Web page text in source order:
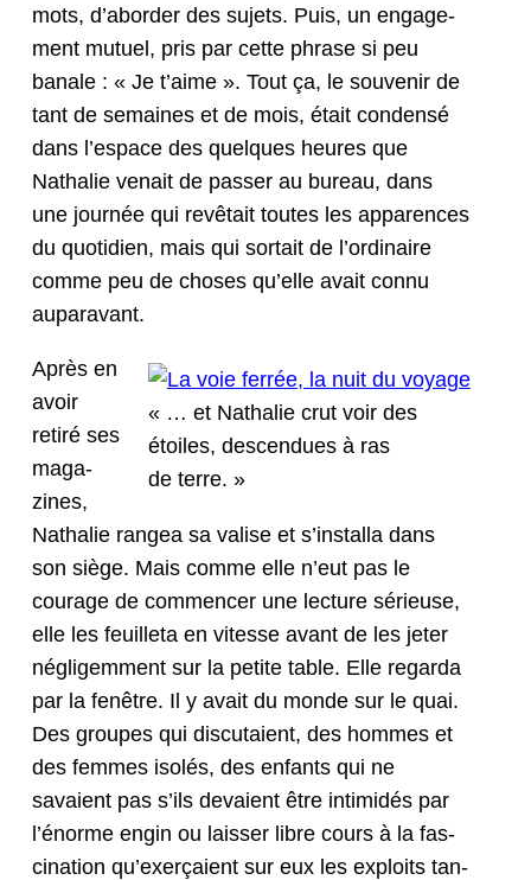
mots, d’aborder des sujets. Puis, un engage­
ment mutuel, pris par cette phrase si peu
banale : « Je t’aime ». Tout ça, le sou­venir de
tant de semaines et de mois, était con­den­sé
dans l’e­space des quelques heures que
Nathalie venait de pass­er au bureau, dans
une journée qui revê­tait toutes les apparences
du quo­ti­di­en, mais qui sor­tait de l’ordinaire
comme peu de choses qu’elle avait con­nu
auparavant.
« … et Nathalie crut voir des
étoiles, descen­dues à ras
de terre. »
Après en
avoir
retiré ses
mag­a­
zines,
Nathalie rangea sa valise et s’installa dans
son siège. Mais comme elle n’eut pas le
courage de com­mencer une lec­ture sérieuse,
elle les feuil­leta en vitesse avant de les jeter
nég­ligem­ment sur la petite table. Elle regar­da
par la fenêtre. Il y avait du monde sur le quai.
Des groupes qui dis­cu­taient, des hommes et
des femmes isolés, des enfants qui ne
savaient pas s’ils devaient être intimidés par
l’énorme engin ou laiss­er libre cours à la fas­
ci­na­tion qu’exerçaient sur eux les exploits tan­